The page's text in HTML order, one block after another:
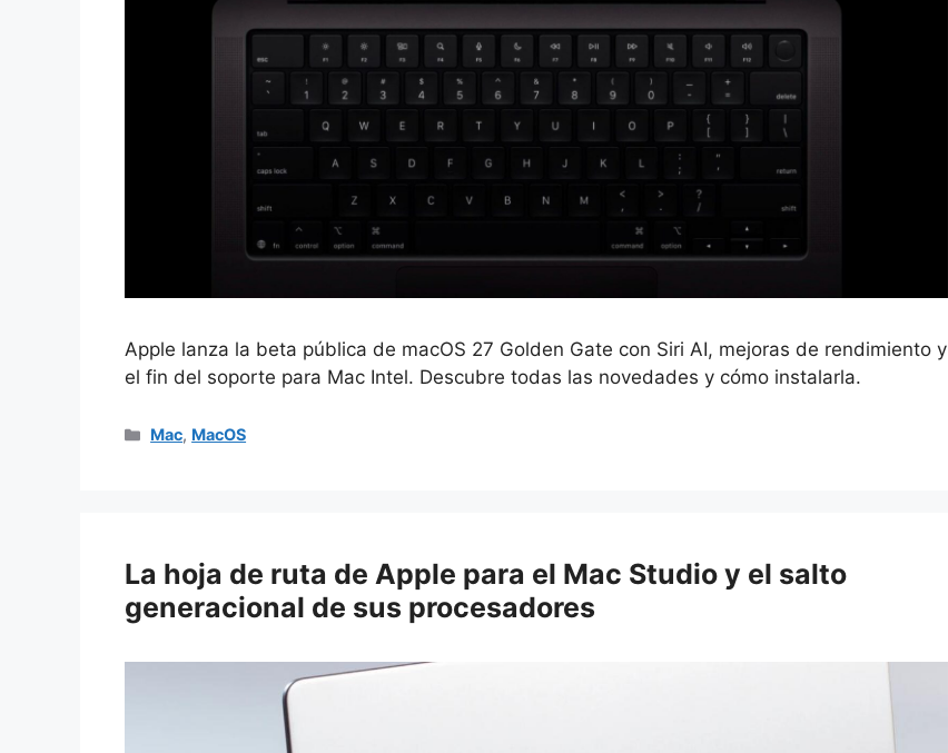
Apple lanza la beta pública de macOS 27 Golden Gate con Siri AI, mejoras de rendimiento y
el fin del soporte para Mac Intel. Descubre todas las novedades y cómo instalarla.
Categorías
Mac, MacOS
La hoja de ruta de Apple para el Mac Studio y el salto
generacional de sus procesadores